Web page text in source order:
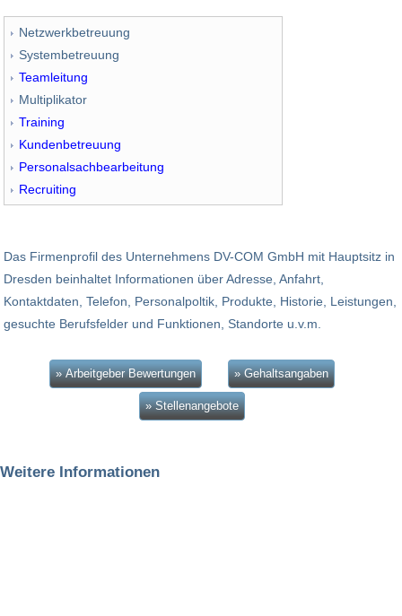
Netzwerkbetreuung
Systembetreuung
Teamleitung
Multiplikator
Training
Kundenbetreuung
Personalsachbearbeitung
Recruiting
Das Firmenprofil des Unternehmens DV-COM GmbH mit Hauptsitz in
Dresden beinhaltet Informationen über Adresse, Anfahrt,
Kontaktdaten, Telefon, Personalpoltik, Produkte, Historie, Leistungen,
gesuchte Berufsfelder und Funktionen, Standorte u.v.m.
» Arbeitgeber Bewertungen » Gehaltsangaben
» Stellenangebote
Weitere Informationen